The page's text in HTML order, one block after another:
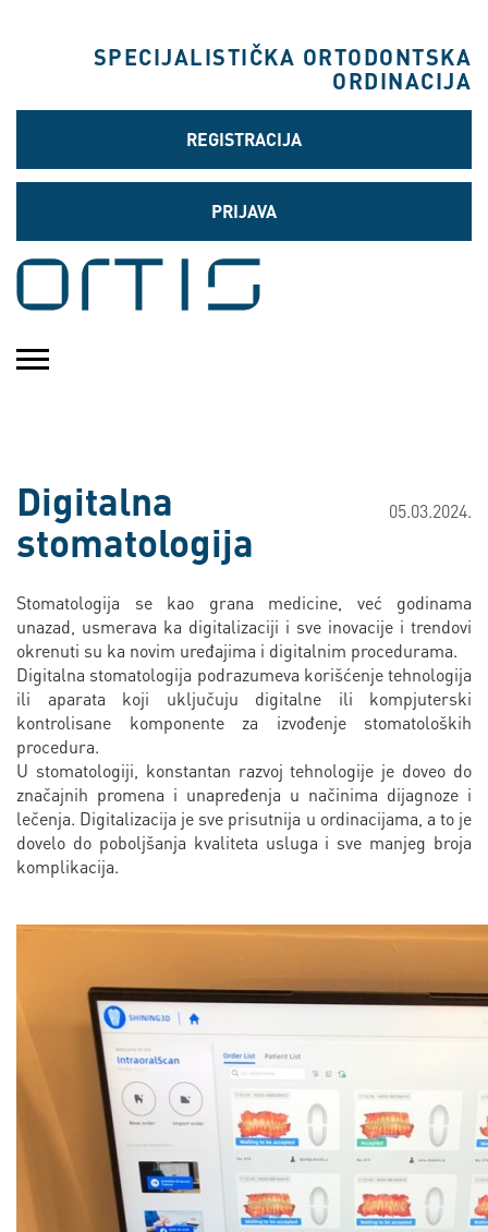
SPECIJALISTIČKA ORTODONTSKA
ORDINACIJA
REGISTRACIJA
PRIJAVA
05.03.2024.
Digitalna
stomatologija
Stomatologija se kao grana medicine, već godinama
unazad, usmerava ka digitalizaciji i sve inovacije i trendovi
okrenuti su ka novim uređajima i digitalnim procedurama.
Digitalna stomatologija podrazumeva korišćenje tehnologija
ili aparata koji uključuju digitalne ili kompjuterski
kontrolisane komponente za izvođenje stomatoloških
procedura.
U stomatologiji, konstantan razvoj tehnologije je doveo do
značajnih promena i unapređenja u načinima dijagnoze i
lečenja. Digitalizacija je sve prisutnija u ordinacijama, a to je
dovelo do poboljšanja kvaliteta usluga i sve manjeg broja
komplikacija.